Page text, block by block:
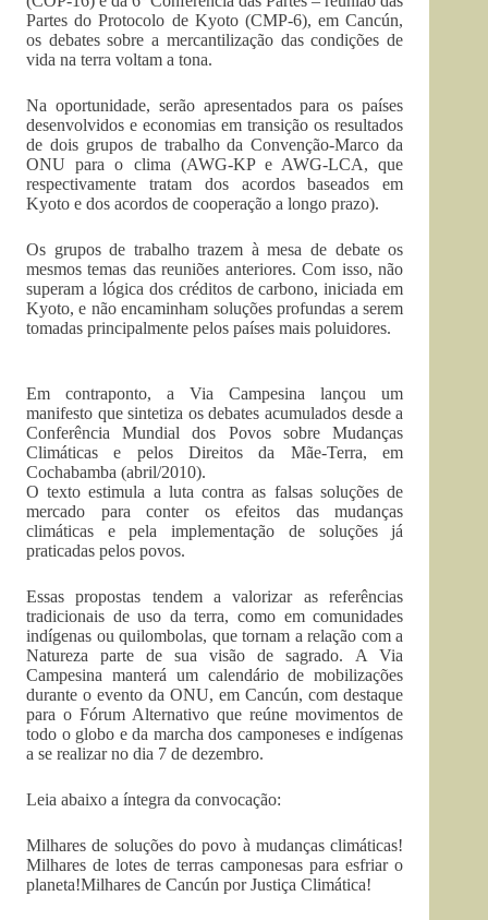
Partes do Protocolo de Kyoto (CMP-6), em Cancún,
os debates sobre a mercantilização das condições de
vida na terra voltam a tona.
Na oportunidade, serão apresentados para os países
desenvolvidos e economias em transição os resultados
de dois grupos de trabalho da Convenção-Marco da
ONU para o clima (AWG-KP e AWG-LCA, que
respectivamente tratam dos acordos baseados em
Kyoto e dos acordos de cooperação a longo prazo).
Os grupos de trabalho trazem à mesa de debate os
mesmos temas das reuniões anteriores. Com isso, não
superam a lógica dos créditos de carbono, iniciada em
Kyoto, e não encaminham soluções profundas a serem
tomadas principalmente pelos países mais poluidores.
Em contraponto, a Via Campesina lançou um
manifesto que sintetiza os debates acumulados desde a
Conferência Mundial dos Povos sobre Mudanças
Climáticas e pelos Direitos da Mãe-Terra, em
Cochabamba (abril/2010).
O texto estimula a luta contra as falsas soluções de
mercado para conter os efeitos das mudanças
climáticas e pela implementação de soluções já
praticadas pelos povos.
Essas propostas tendem a valorizar as referências
tradicionais de uso da terra, como em comunidades
indígenas ou quilombolas, que tornam a relação com a
Natureza parte de sua visão de sagrado. A Via
Campesina manterá um calendário de mobilizações
durante o evento da ONU, em Cancún, com destaque
para o Fórum Alternativo que reúne movimentos de
todo o globo e da marcha dos camponeses e indígenas
a se realizar no dia 7 de dezembro.
Leia abaixo a íntegra da convocação:
Milhares de soluções do povo à mudanças climáticas!
Milhares de lotes de terras camponesas para esfriar o
planeta!Milhares de Cancún por Justiça Climática!